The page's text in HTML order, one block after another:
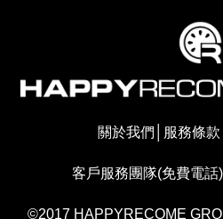
關於我們 服務條款
客戶服務團隊(免費電
©2017 HAPPYRECOME